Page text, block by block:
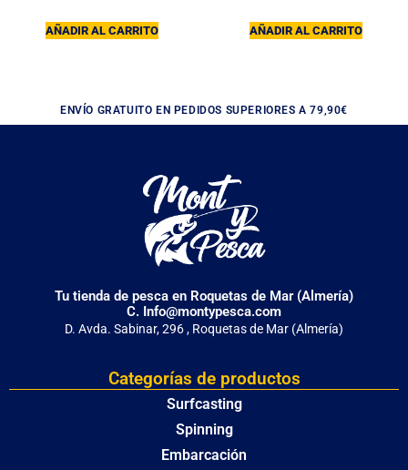
AÑADIR AL CARRITO AÑADIR AL CARRITO
ENVÍO GRATUITO EN PEDIDOS SUPERIORES A 79,90€
Tu tienda de pesca en Roquetas de Mar (Almería)
C. Info@montypesca.com
D. Avda. Sabinar, 296 , Roquetas de Mar (Almería)
Categorías de productos
Surfcasting
Spinning
Embarcación